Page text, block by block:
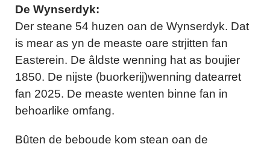
De Wynserdyk:
Der steane 54 huzen oan de Wynserdyk. Dat
is mear as yn de measte oare strjitten fan
Easterein. De âldste wenning hat as boujier
1850. De nijste (buorkerij)wenning datearret
fan 2025. De measte wenten binne fan in
behoarlike omfang.
Bûten de beboude kom stean oan de